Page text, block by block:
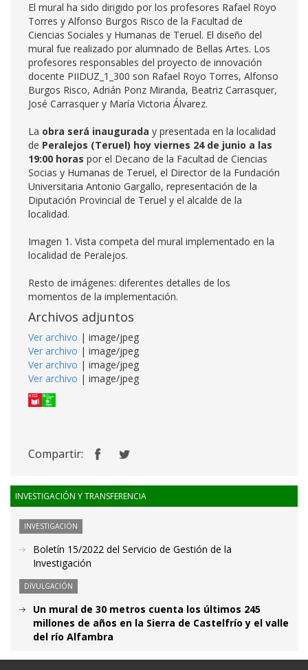
El mural ha sido dirigido por los profesores Rafael Royo
Torres y Alfonso Burgos Risco de la Facultad de
Ciencias Sociales y Humanas de Teruel. El diseño del
mural fue realizado por alumnado de Bellas Artes. Los
profesores responsables del proyecto de innovación
docente PIIDUZ_1_300 son Rafael Royo Torres, Alfonso
Burgos Risco, Adrián Ponz Miranda, Beatriz Carrasquer,
José Carrasquer y María Victoria Álvarez.
La obra será inaugurada y presentada en la localidad
de Peralejos (Teruel) hoy viernes 24 de junio a las
19:00 horas por el Decano de la Facultad de Ciencias
Socias y Humanas de Teruel, el Director de la Fundación
Universitaria Antonio Gargallo, representación de la
Diputación Provincial de Teruel y el alcalde de la
localidad.
Imagen 1. Vista competa del mural implementado en la
localidad de Peralejos.
Resto de imágenes: diferentes detalles de los
momentos de la implementación.
Archivos adjuntos
Ver archivo | image/jpeg
Ver archivo | image/jpeg
Ver archivo | image/jpeg
Ver archivo | image/jpeg
Compartir:
INVESTIGACIÓN Y TRANSFERENCIA
INVESTIGACIÓN
Boletín 15/2022 del Servicio de Gestión de la
Investigación
DIVULGACIÓN
Un mural de 30 metros cuenta los últimos 245
millones de años en la Sierra de Castelfrío y el valle
del río Alfambra